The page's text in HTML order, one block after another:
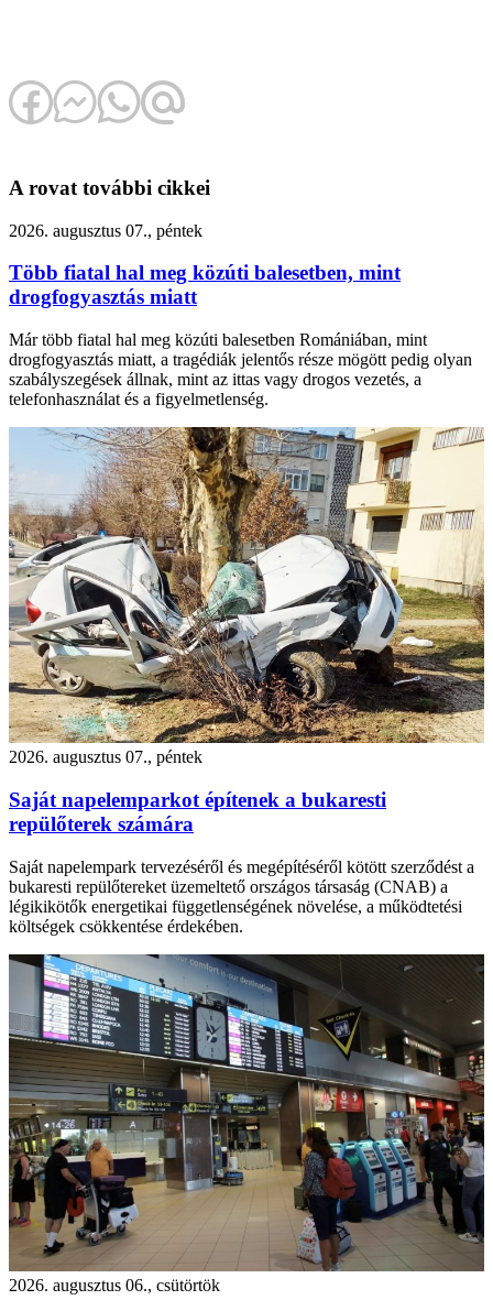
A rovat további cikkei
2026. augusztus 07., péntek
Több fiatal hal meg közúti balesetben, mint
drogfogyasztás miatt
Már több fiatal hal meg közúti balesetben Romániában, mint
drogfogyasztás miatt, a tragédiák jelentős része mögött pedig olyan
szabályszegések állnak, mint az ittas vagy drogos vezetés, a
telefonhasználat és a figyelmetlenség.
2026. augusztus 07., péntek
Saját napelemparkot építenek a bukaresti
repülőterek számára
Saját napelempark tervezéséről és megépítéséről kötött szerződést a
bukaresti repülőtereket üzemeltető országos társaság (CNAB) a
légikikötők energetikai függetlenségének növelése, a működtetési
költségek csökkentése érdekében.
2026. augusztus 06., csütörtök